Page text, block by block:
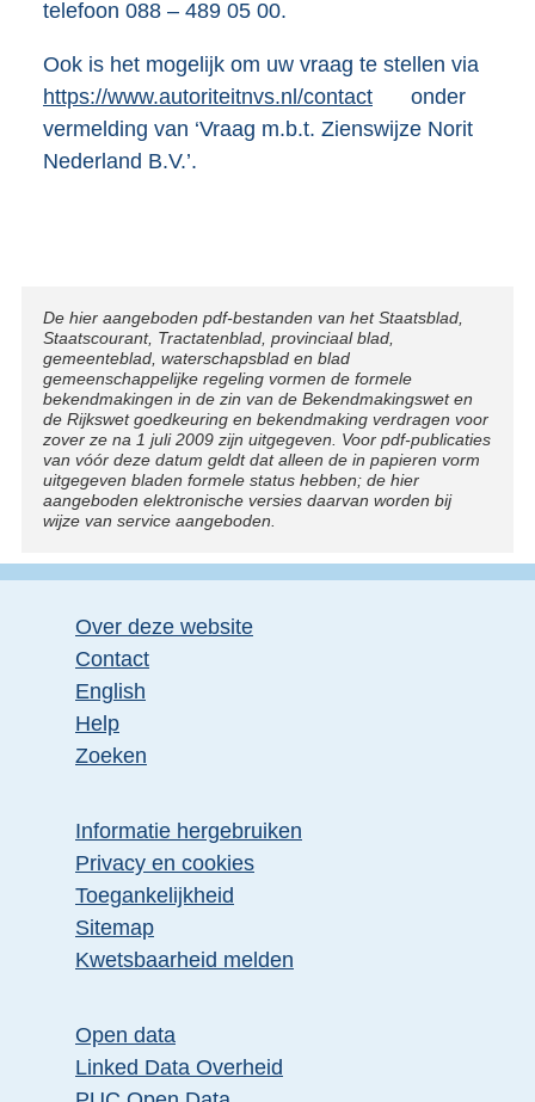
telefoon 088 – 489 05 00.
Ook is het mogelijk om uw vraag te stellen via
:
https://www.autoriteitnvs.nl/contact
onder
vermelding van ‘Vraag m.b.t. Zienswijze Norit
Nederland B.V.’.
Disclaimer
De hier aangeboden pdf-bestanden van het Staatsblad,
Staatscourant, Tractatenblad, provinciaal blad,
gemeenteblad, waterschapsblad en blad
gemeenschappelijke regeling vormen de formele
bekendmakingen in de zin van de Bekendmakingswet en
de Rijkswet goedkeuring en bekendmaking verdragen voor
zover ze na 1 juli 2009 zijn uitgegeven. Voor pdf-publicaties
van vóór deze datum geldt dat alleen de in papieren vorm
uitgegeven bladen formele status hebben; de hier
aangeboden elektronische versies daarvan worden bij
wijze van service aangeboden.
Over deze website
Contact
English
Help
Zoeken
Informatie hergebruiken
Privacy en cookies
Toegankelijkheid
Sitemap
E
t
e
r
Kwetsbaarheid melden
Open data
Linked Data Overheid